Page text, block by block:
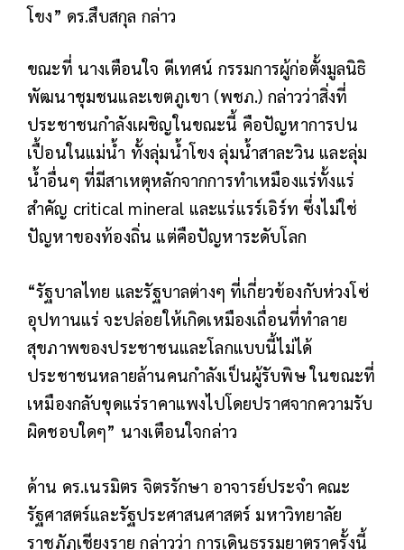
โขง” ดร.สืบสกุล กล่าว
ขณะที่ นางเตือนใจ ดีเทศน์ กรรมการผู้ก่อตั้งมูลนิธิ
พัฒนาชุมชนและเขตภูเขา (พชภ.) กล่าวว่าสิ่งที่
ประชาชนกำลังเผชิญในขณะนี้ คือปัญหาการปน
เปื้อนในแม่น้ำ ทั้งลุ่มน้ำโขง ลุ่มน้ำสาละวิน และลุ่ม
น้ำอื่นๆ ที่มีสาเหตุหลักจากการทำเหมืองแร่ทั้งแร่
สำคัญ critical mineral และแร่แรร์เอิร์ท ซึ่งไม่ใช่
ปัญหาของท้องถิ่น แต่คือปัญหาระดับโลก
“รัฐบาลไทย และรัฐบาลต่างๆ ที่เกี่ยวข้องกับห่วงโซ่
อุปทานแร่ จะปล่อยให้เกิดเหมืองเถื่อนที่ทำลาย
สุขภาพของประชาชนและโลกแบบนี้ไม่ได้
ประชาชนหลายล้านคนกำลังเป็นผู้รับพิษ ในขณะที่
เหมืองกลับขุดแร่ราคาแพงไปโดยปราศจากความรับ
ผิดชอบใดๆ” นางเตือนใจกล่าว
ด้าน ดร.เนรมิตร จิตรรักษา อาจารย์ประจำ คณะ
รัฐศาสตร์และรัฐประศาสนศาสตร์ มหาวิทยาลัย
ราชภัฏเชียงราย กล่าวว่า การเดินธรรมยาตราครั้งนี้